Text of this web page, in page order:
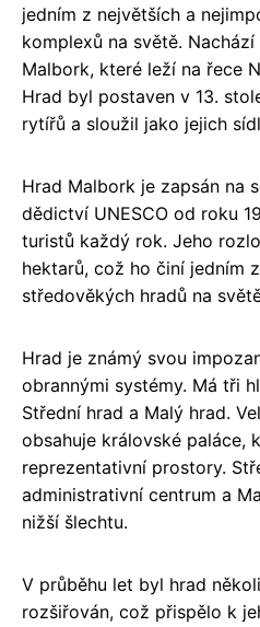
jedním z největších a
komplexů na světě.
Malbork, které leží na řece
Hrad byl postaven v 13.
rytířů a sloužil jako jejich
Hrad Malbork je zapsán na
dědictví UNESCO od roku
turistů každý rok. Jeho
hektarů, což ho činí jedním
středověkých hradů na
Hrad je známý svou
obrannými systémy. Má tři
Střední hrad a Malý hrad.
obsahuje královské paláce,
reprezentativní prostory.
administrativní centrum a
nižší šlechtu.
V průběhu let byl hrad
rozšiřován, což přispělo k